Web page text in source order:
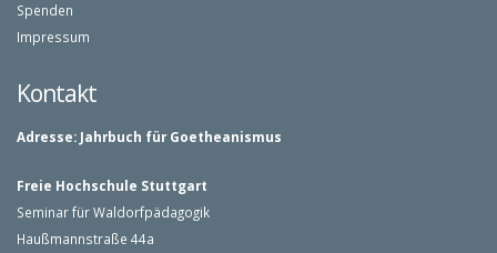
Spenden
Impressum
Kontakt
Adresse: Jahrbuch für Goetheanismus
Freie Hochschule Stuttgart
Seminar für Waldorfpädagogik
Haußmannstraße 44a